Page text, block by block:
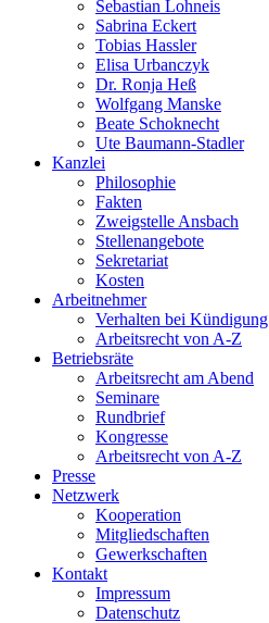
Sebastian Lohneis
Sabrina Eckert
Tobias Hassler
Elisa Urbanczyk
Dr. Ronja Heß
Wolfgang Manske
Beate Schoknecht
Ute Baumann-Stadler
Kanzlei
Philosophie
Fakten
Zweigstelle Ansbach
Stellenangebote
Sekretariat
Kosten
Arbeitnehmer
Verhalten bei Kündigung
Arbeitsrecht von A-Z
Betriebsräte
Arbeitsrecht am Abend
Seminare
Rundbrief
Kongresse
Arbeitsrecht von A-Z
Presse
Netzwerk
Kooperation
Mitgliedschaften
Gewerkschaften
Kontakt
Impressum
Datenschutz